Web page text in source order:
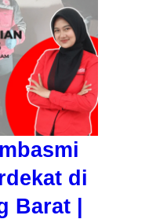
di
Barat |